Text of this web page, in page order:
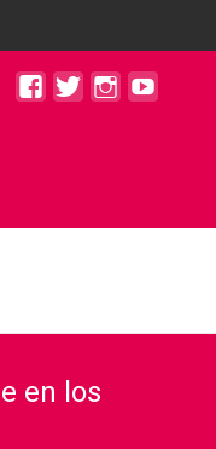
en los